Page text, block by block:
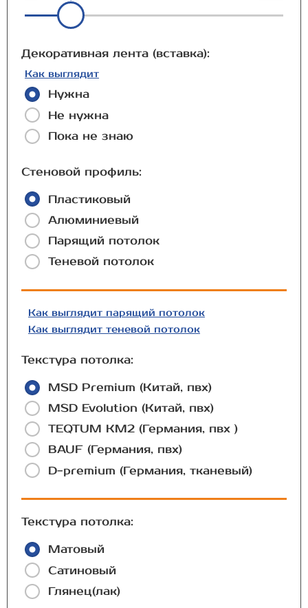
Декоративная лента (вставка):
Как выглядит
Нужна
Не нужна
Пока не знаю
Стеновой профиль:
Пластиковый
Алюминиевый
Парящий потолок
Теневой потолок
Как выглядит парящий потолок
Как выглядит теневой потолок
Текстура потолка:
MSD Premium (Китай, пвх)
MSD Evolution (Китай, пвх)
TEQTUM КМ2 (Германия, пвх )
BAUF (Германия, пвх)
D-premium (Германия, тканевый)
Текстура потолка:
Матовый
Сатиновый
Глянец(лак)